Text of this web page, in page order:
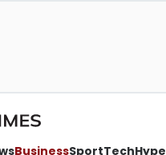
BusinessSportTechHype